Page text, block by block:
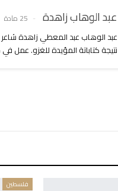
عبد الوهاب زاهدة 25 مادة
عبد الوهاب عبد المعطي زاهدة
نتيجة كتاباتة المؤيدة للغزو. عمل في
فلسطين